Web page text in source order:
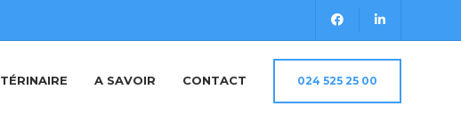
A SAVOIR CONTACT 024 525 25 00